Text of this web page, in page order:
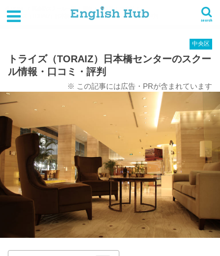
search
英会話スクール一覧 東京都
中央区
トライズ（TORAIZ）日本橋センターのスクール情報・口コミ・評判
中央区
トライズ（TORAIZ）日本橋センターのスクー
ル情報・口コミ・評判
※ この記事には広告・PRが含まれています